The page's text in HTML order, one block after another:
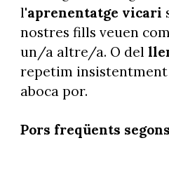
l'aprenentatge vicari
nostres fills veuen
un/a altre/a. O del
repetim insistentment
aboca por.
Pors freqüents